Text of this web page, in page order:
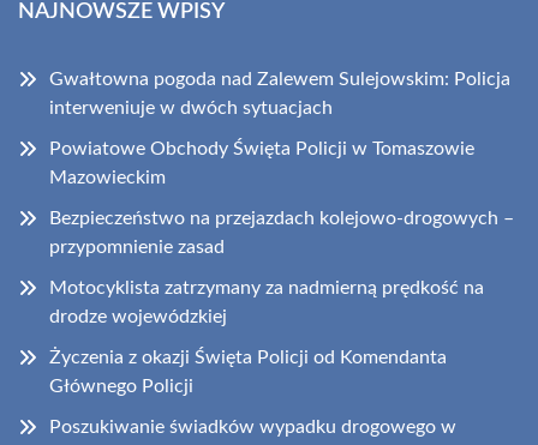
NAJNOWSZE WPISY
Gwałtowna pogoda nad Zalewem Sulejowskim: Policja
interweniuje w dwóch sytuacjach
Powiatowe Obchody Święta Policji w Tomaszowie
Mazowieckim
Bezpieczeństwo na przejazdach kolejowo-drogowych –
przypomnienie zasad
Motocyklista zatrzymany za nadmierną prędkość na
drodze wojewódzkiej
Życzenia z okazji Święta Policji od Komendanta
Głównego Policji
Poszukiwanie świadków wypadku drogowego w